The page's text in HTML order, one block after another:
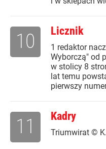
Licznik
1 redaktor
Wyborczą" od
w stolicy 8
lat temu
pierwszy
10
Kadry
Triumwirat ©
11